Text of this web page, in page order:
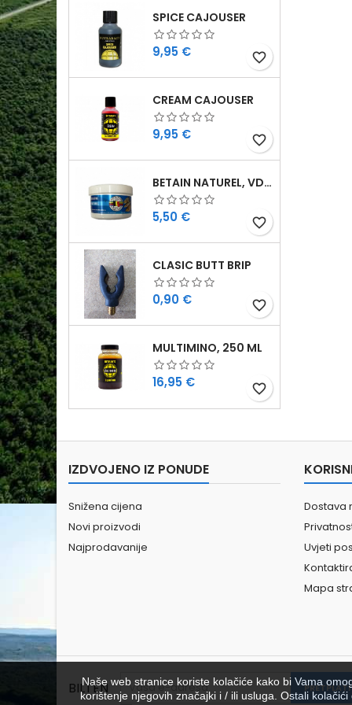
SPICE CAJOUSER
Cijena
9,95 € favorite_border
CREAM CAJOUSER
Cijena
9,95 € favorite_border
BETAIN NATUREL, VDE, 100 GR
Cijena
5,50 € favorite_border
CLASIC BUTT BRIP
Cijena
0,90 € favorite_border
MULTIMINO, 250 ML
Cijena
16,95 € favorite_border
IZDVOJENO IZ PONUDE
Snižena cijena
Novi proizvodi
Najprodavanije
Dostava
Uvjeti
Mapa
Naše web stranice koriste kolačiće kako bi Vama
korištenje njegovih značajki i / ili usluga. Ostali
BILTEN